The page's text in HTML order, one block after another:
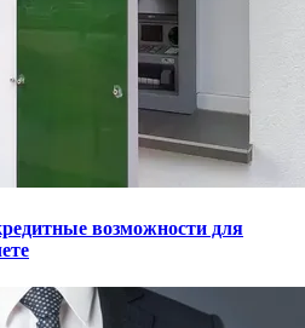
возможности для